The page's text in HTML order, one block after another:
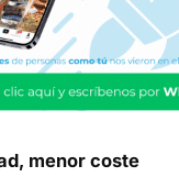
menor coste